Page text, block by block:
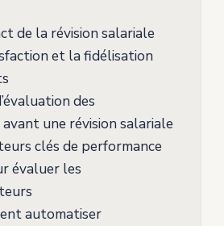
de la révision salariale
et la fidélisation
des
une révision salariale
clés de performance
évaluer les
automatiser